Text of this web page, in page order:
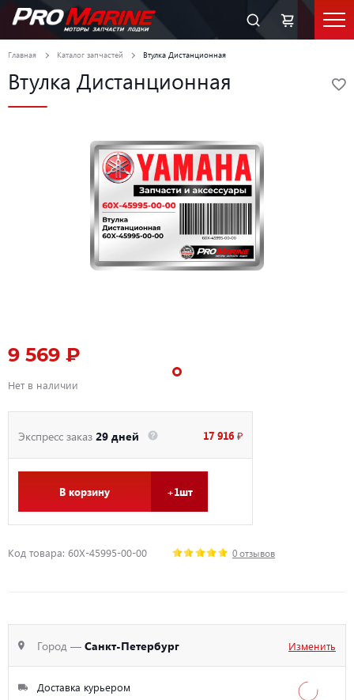
Главная Каталог запчастей Втулка Дистанционная
Втулка Дистанционная
9 569 ₽
Нет в наличии
Экспресс заказ 29 дней 17 916 ₽
В корзину +1шт
Код товара: 60X-45995-00-00 0 отзывов
Город — Санкт-Петербург Изменить
Доставка курьером